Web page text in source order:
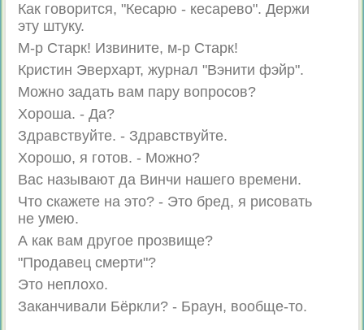
Как говорится, "Кесарю - кесарево". Держи
эту штуку.
М-р Старк! Извините, м-р Старк!
Кристин Эверхарт, журнал "Вэнити фэйр".
Можно задать вам пару вопросов?
Хороша. - Да?
Здравствуйте. - Здравствуйте.
Хорошо, я готов. - Можно?
Вас называют да Винчи нашего времени.
Что скажете на это? - Это бред, я рисовать
не умею.
А как вам другое прозвище?
"Продавец смерти"?
Это неплохо.
Заканчивали Бёркли? - Браун, вообще-то.